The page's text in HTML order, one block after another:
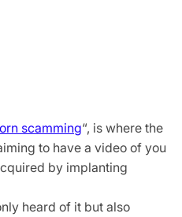
scamming“, is where the
to have a video of you
by implanting
heard of it but also